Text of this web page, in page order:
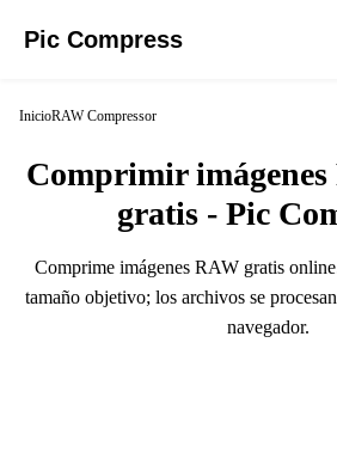
Pic Compress
InicioRAW Compressor
Comprimir
gratis - Pic
Comprime imágenes RAW gratis
tamaño objetivo; los archivos se
navegador.